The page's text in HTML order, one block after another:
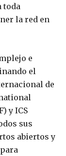
toda
la red en
e
el
de
y ICS
sus
abiertos y